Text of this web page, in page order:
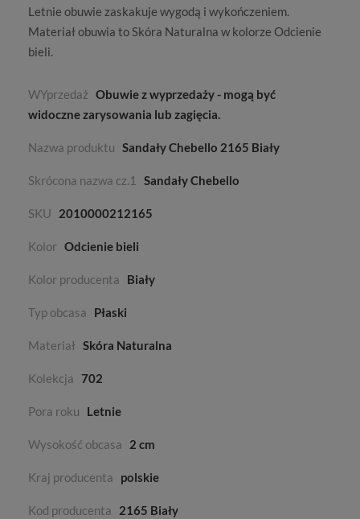
Letnie obuwie zaskakuje wygodą i wykończeniem.
Materiał obuwia toSkóra Naturalna w kolorze Odcienie
bieli.
WYprzedaż Obuwie z wyprzedaży - mogą być
widoczne zarysowania lub zagięcia.
Nazwa produktu Sandały Chebello 2165 Biały
Skrócona nazwa cz.1 Sandały Chebello
SKU 2010000212165
Kolor Odcienie bieli
Kolor producenta Biały
Typ obcasa Płaski
Materiał Skóra Naturalna
Kolekcja 702
Pora roku Letnie
Wysokość obcasa 2 cm
Kraj producenta polskie
Kod producenta 2165 Biały